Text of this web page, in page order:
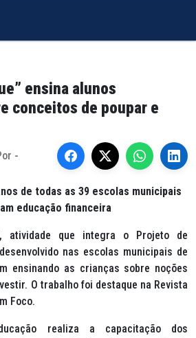
ensina alunos
conceitos de poupar e
-
de todas as 39 escolas municipais
educação financeira
atividade que integra o Projeto de
nas escolas municipais de
ensinando as crianças sobre noções
O trabalho foi destaque na Revista
Foco.
realiza a capacitação dos